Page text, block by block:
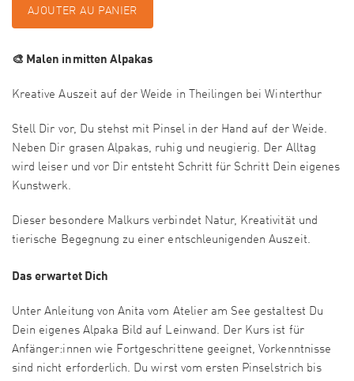
AJOUTER AU PANIER
🎨 Malen inmitten Alpakas
Kreative Auszeit auf der Weide in Theilingen bei Winterthur
Stell Dir vor, Du stehst mit Pinsel in der Hand auf der Weide.
Neben Dir grasen Alpakas, ruhig und neugierig. Der Alltag
wird leiser und vor Dir entsteht Schritt für Schritt Dein eigenes
Kunstwerk.
Dieser besondere Malkurs verbindet Natur, Kreativität und
tierische Begegnung zu einer entschleunigenden Auszeit.
Das erwartet Dich
Unter Anleitung von Anita vom Atelier am See gestaltest Du
Dein eigenes Alpaka Bild auf Leinwand. Der Kurs ist für
Anfänger:innen wie Fortgeschrittene geeignet, Vorkenntnisse
sind nicht erforderlich. Du wirst vom ersten Pinselstrich bis